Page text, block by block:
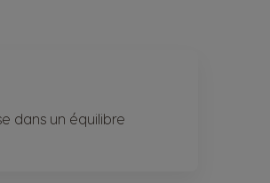
dans un équilibre